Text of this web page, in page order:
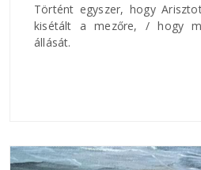
Történt egyszer, hogy
kisétált a mezőre, / hogy
állását.